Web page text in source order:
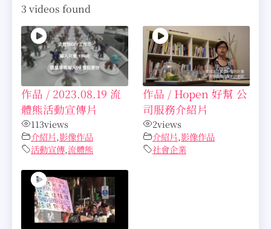
3 videos found
作品 / 2023.08.19 流
體熊活動宣傳片
113views
介紹片,影像作品
活動宣傳,流體熊
作品 / Hopen 好幫 公
司服務介紹片
2views
介紹片,影像作品
社會企業